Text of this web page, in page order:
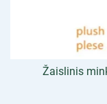
Žaislinis